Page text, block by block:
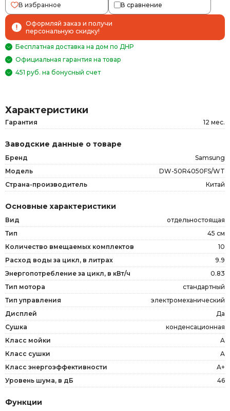
В избранное В сравнение
Оформляй заказ и получи
персональную скидку!
Бесплатная доставка на дом по ДНР
Официальная гарантия на товар
451 руб. на бонусный счет
Характеристики
Гарантия 12 мес.
Заводские данные о товаре
Бренд
Samsung
Модель
DW-50R4050FS/WT
Страна-производитель
Китай
Основные характеристики
Вид
отдельностоящая
Тип
45 см
Количество вмещаемых комплектов
10
Расход воды за цикл, в литрах
9.9
Энергопотребление за цикл, в кВт/ч
0.83
Тип мотора
стандартный
Тип управления
электромеханический
Дисплей
Да
Сушка
конденсационная
Класс мойки
A
Класс сушки
A
Класс энергоэффективности
A+
Уровень шума, в дБ
46
Функции